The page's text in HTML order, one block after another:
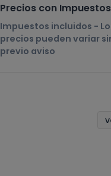
Precios con Impuestos
Impuestos incluidos -
precios pueden variar
previo aviso